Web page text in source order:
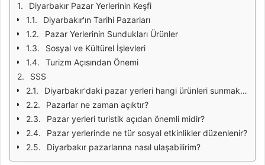
Diyarbakır Pazar Yerlerinin Keşfi
Diyarbakır'ın Tarihi Pazarları
Pazar Yerlerinin Sundukları Ürünler
Sosyal ve Kültürel İşlevleri
Turizm Açısından Önemi
SSS
Diyarbakır'daki pazar yerleri hangi ürünleri sunmaktadır?
Pazarlar ne zaman açıktır?
Pazar yerleri turistik açıdan önemli midir?
Pazar yerlerinde ne tür sosyal etkinlikler düzenlenir?
Diyarbakır pazarlarına nasıl ulaşabilirim?